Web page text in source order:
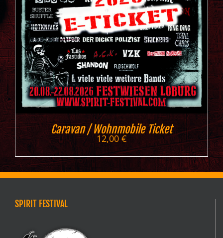
Caravan / Wohnmobile Ticket
12,00 €
SPIRIT FESTIVAL